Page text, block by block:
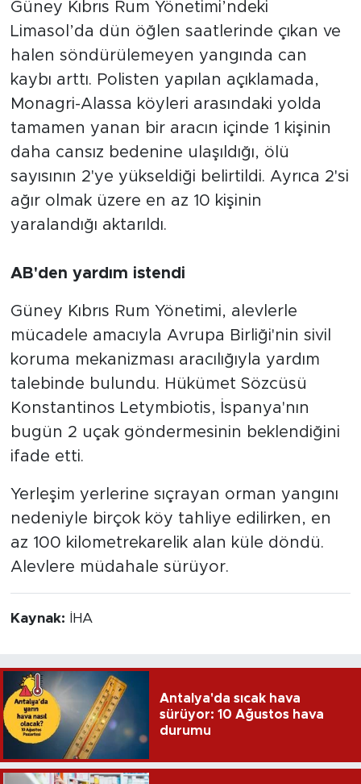
Güney Kıbrıs Rum Yönetimi’ndeki
Limasol’da dün öğlen saatlerinde çıkan ve
halen söndürülemeyen yangında can
kaybı arttı. Polisten yapılan açıklamada,
Monagri-Alassa köyleri arasındaki yolda
tamamen yanan bir aracın içinde 1 kişinin
daha cansız bedenine ulaşıldığı, ölü
sayısının 2'ye yükseldiği belirtildi. Ayrıca 2'si
ağır olmak üzere en az 10 kişinin
yaralandığı aktarıldı.
AB'den yardım istendi
Güney Kıbrıs Rum Yönetimi, alevlerle
mücadele amacıyla Avrupa Birliği'nin sivil
koruma mekanizması aracılığıyla yardım
talebinde bulundu. Hükümet Sözcüsü
Konstantinos Letymbiotis, İspanya'nın
bugün 2 uçak göndermesinin beklendiğini
ifade etti.
Yerleşim yerlerine sıçrayan orman yangını
nedeniyle birçok köy tahliye edilirken, en
az 100 kilometrekarelik alan küle döndü.
Alevlere müdahale sürüyor.
Kaynak: İHA
Antalya'da sıcak hava
sürüyor: 10 Ağustos hava
durumu